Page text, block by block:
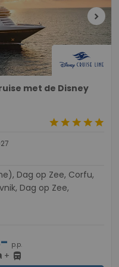
chevron_right
met de Disney
starstarstarstarstar
Dag op Zee,
p.p.
+ directions_bus